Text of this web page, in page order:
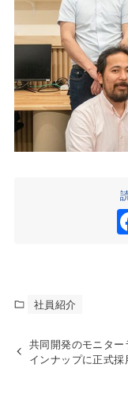
社員紹介
共同開発のモニタ
インナップに正式採